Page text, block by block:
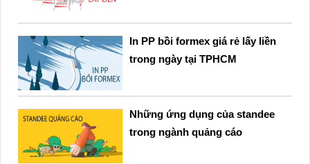
In PP bồi formex giá rẻ lấy liền
trong ngày tại TPHCM
Những ứng dụng của standee
trong ngành quảng cáo